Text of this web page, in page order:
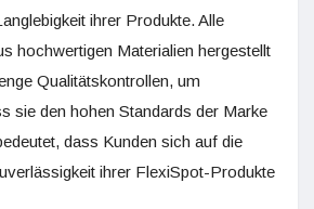
ihrer Produkte. Alle
hochwertigen Materialien hergestellt
Qualitätskontrollen, um
sie den hohen Standards der Marke
dass Kunden sich auf die
ihrer FlexiSpot-Produkte